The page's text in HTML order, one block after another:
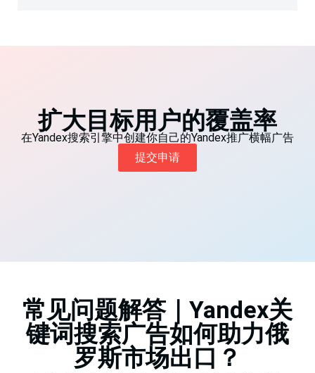
扩大目标用户的覆盖率
在Yandex搜索引擎中创建你自己的Yandex推广横幅广告
提交申请
常见问题解答｜Yandex关
键词搜索广告如何助力俄
罗斯市场出口？